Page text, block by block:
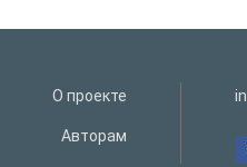
О проекте
Авторам